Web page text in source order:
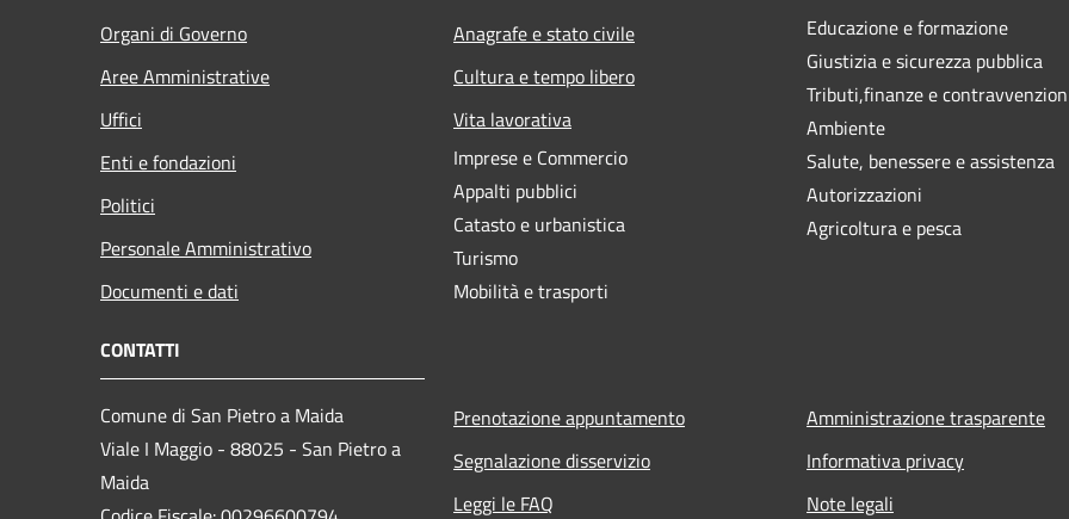
Organi di Governo
Aree Amministrative
Uffici
Enti e fondazioni
Politici
Personale Amministrativo
Documenti e dati
Anagrafe e stato civile
Cultura e tempo libero
Vita lavorativa
Imprese e Commercio
Appalti pubblici
Catasto e urbanistica
Turismo
Mobilità e trasporti
Educazione e formazione
Giustizia e sicurezza pubblica
Tributi,finanze e
Ambiente
Salute, benessere e assistenza
Autorizzazioni
Agricoltura e pesca
CONTATTI
Comune di San Pietro a Maida
Viale I Maggio - 88025 - San Pietro a
Maida
Prenotazione appuntamento
Segnalazione disservizio
Leggi le FAQ
Amministrazione trasparente
Informativa privacy
Note legali